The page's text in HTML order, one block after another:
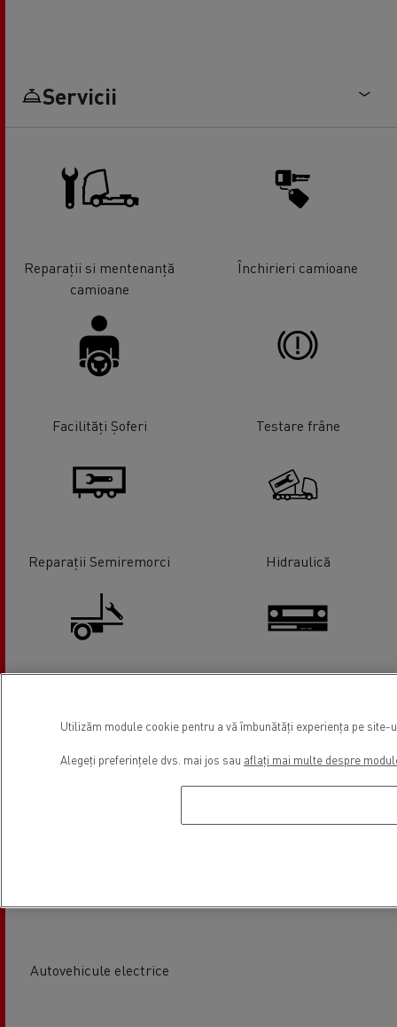
Servicii
Reparații si mentenanță
camioane
Închirieri camioane
Facilități Șoferi Testare frâne
Reparații Semiremorci Hidraulică
Autovehicule electrice
Utilizăm module cookie pentru a vă îmbunătăți experiența pe
Alegeți preferințele dvs. mai jos sau aflați mai multe despre